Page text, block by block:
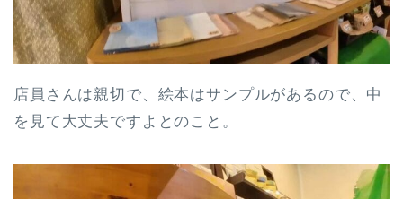
店員さんは親切で、絵本はサンプルがあるので、中
を見て大丈夫ですよとのこと。